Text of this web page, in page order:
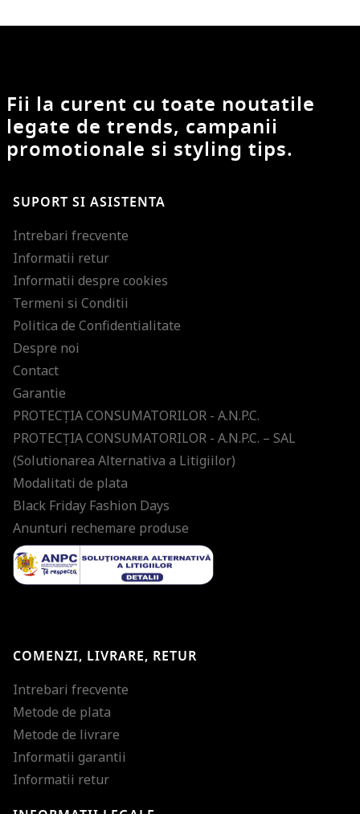
Fii la curent cu toate noutatile
legate de trends, campanii
promotionale si styling tips.
SUPORT SI ASISTENTA
Intrebari frecvente
Informatii retur
Informatii despre cookies
Termeni si Conditii
Politica de Confidentialitate
Despre noi
Contact
Garantie
PROTECŢIA CONSUMATORILOR - A.N.P.C.
PROTECŢIA CONSUMATORILOR - A.N.P.C. – SAL
(Solutionarea Alternativa a Litigiilor)
Modalitati de plata
Black Friday Fashion Days
Anunturi rechemare produse
COMENZI, LIVRARE, RETUR
Intrebari frecvente
Metode de plata
Metode de livrare
Informatii garantii
Informatii retur